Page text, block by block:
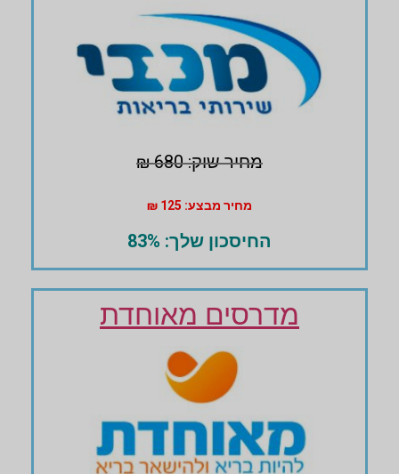
מחיר שוק: 680 ₪
מחיר מבצע: 125 ₪
החיסכון שלך: 83%
מדרסים מאוחדת